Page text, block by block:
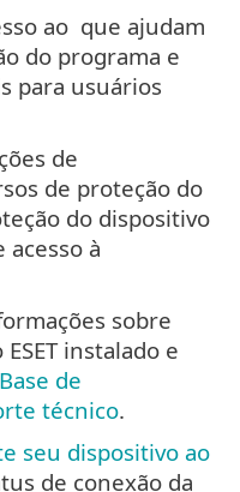
ao que ajudam
do programa e
para usuários
de
de proteção do
do dispositivo
à
sobre
instalado e
Base de
técnico.
seu dispositivo ao
de conexão da